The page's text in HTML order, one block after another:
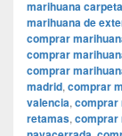
marihuana
marihuana de
comprar
comprar
comprar
madrid, comprar
valencia, comprar
retamas, comprar